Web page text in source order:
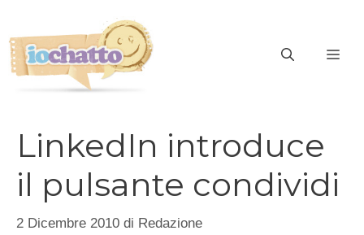
contenuto
LinkedIn introduce
il pulsante condividi
2 Dicembre 2010 di Redazione